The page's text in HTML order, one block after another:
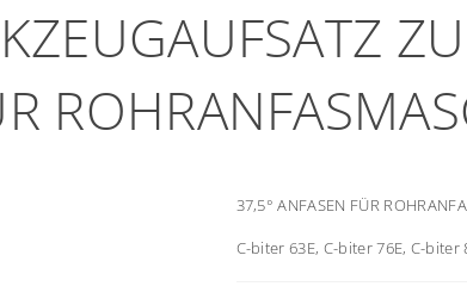
37,5° ANFASEN FÜR
C-biter 63E, C-biter 76E, C-biter